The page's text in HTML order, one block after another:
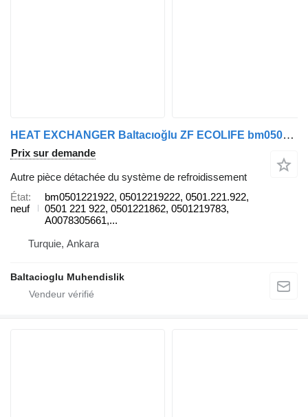
HEAT EXCHANGER Baltacıoğlu ZF ECOLIFE bm0501221922 pour bus
Prix sur demande
Autre pièce détachée du système de refroidissement
État
neuf
bm0501221922, 05012219222, 0501.221.922,
0501 221 922, 0501221862, 0501219783,
A0078305661,...
Turquie, Ankara
Baltacioglu Muhendislik